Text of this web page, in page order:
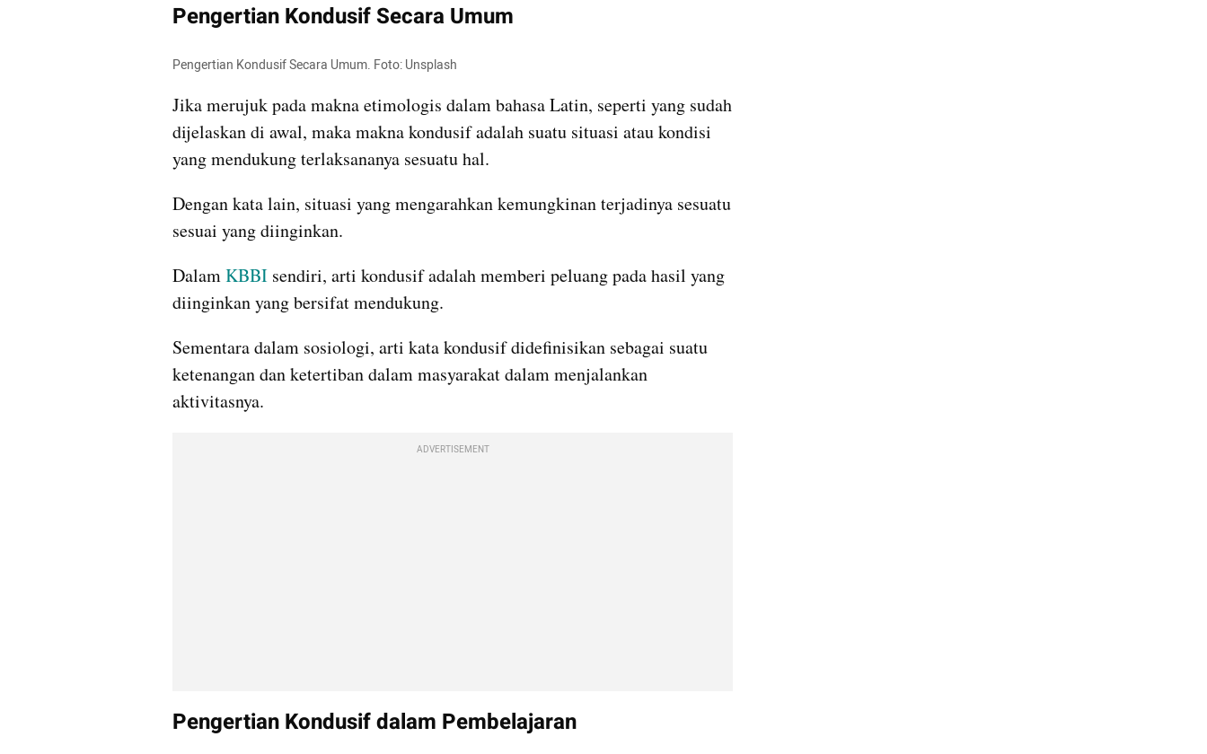
Pengertian Kondusif Secara Umum
Pengertian Kondusif Secara Umum. Foto: Unsplash
Jika merujuk pada makna etimologis dalam bahasa Latin, seperti yang sudah
dijelaskan di awal, maka makna kondusif adalah suatu situasi atau kondisi
yang mendukung terlaksananya sesuatu hal.
Dengan kata lain, situasi yang mengarahkan kemungkinan terjadinya sesuatu
sesuai yang diinginkan.
Dalam KBBI sendiri, arti kondusif adalah memberi peluang pada hasil yang
diinginkan yang bersifat mendukung.
Sementara dalam sosiologi, arti kata kondusif didefinisikan sebagai suatu
ketenangan dan ketertiban dalam masyarakat dalam menjalankan
aktivitasnya.
ADVERTISEMENT
Pengertian Kondusif dalam Pembelajaran